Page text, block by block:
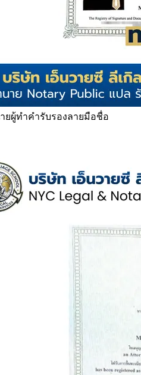
ยผู้ทำคำรับรองลายมือชื่อ